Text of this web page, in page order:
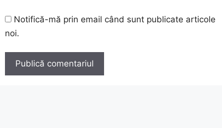
Notifică-mă prin email când sunt publicate articole
noi.